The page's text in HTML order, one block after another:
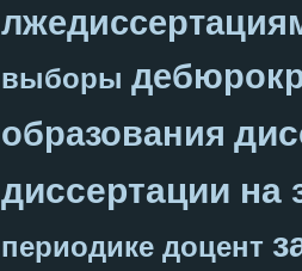
выборы
образования
диссертации на
периодике доцент